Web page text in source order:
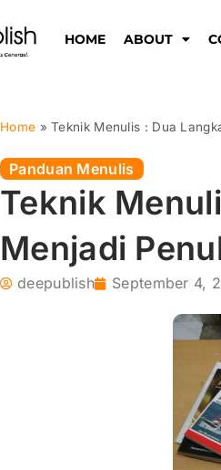
HOME ABOUT
Home »Teknik Menulis : Dua
Panduan Menulis
Teknik
Menjadi
deepublish September 4,